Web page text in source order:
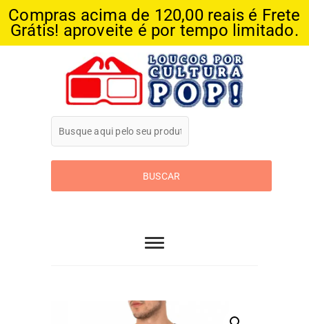
Compras acima de 120,00 reais é Frete
Grátis! aproveite é por tempo limitado.
Loucos Por
Cultura Pop